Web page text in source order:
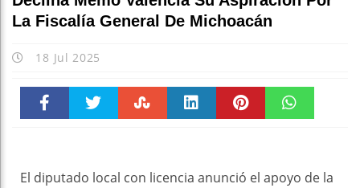
La Fiscalía General De Michoacán
18 Jul 2025
t
El diputado local con licencia anunció el apoyo de la